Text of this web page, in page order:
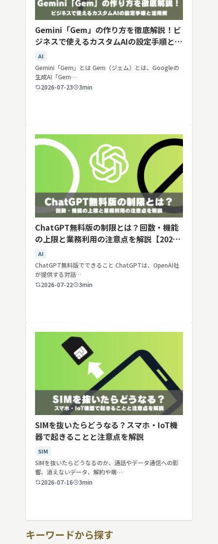
Gemini「Gem」の作り方を徹底解説！ビ
ジネスで使えるカスタムAIの設定手順と活
用例
AI
Gemini「Gem」とは Gem（ジェム）とは、Googleの
生成AI「Gem…
2026-07-23
3min
ChatGPT無料版の制限とは？回数・機能
の上限と業務利用の注意点を解説【2026
年最新】
AI
ChatGPT無料版でできること ChatGPTは、OpenAI社
が提供する対話…
2026-07-22
3min
SIMを抜いたらどうなる？スマホ・IoT機
器で起きることと注意点を解説
SIM
SIMを抜いたらどうなるのか、通話やデータ通信への影
響、消えないデータ、解約や端…
2026-07-16
3min
キーワードから探す